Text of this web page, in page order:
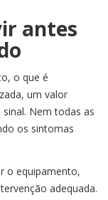
antes
o que é
um valor
Nem todas as
os sintomas
o equipamento,
adequada.